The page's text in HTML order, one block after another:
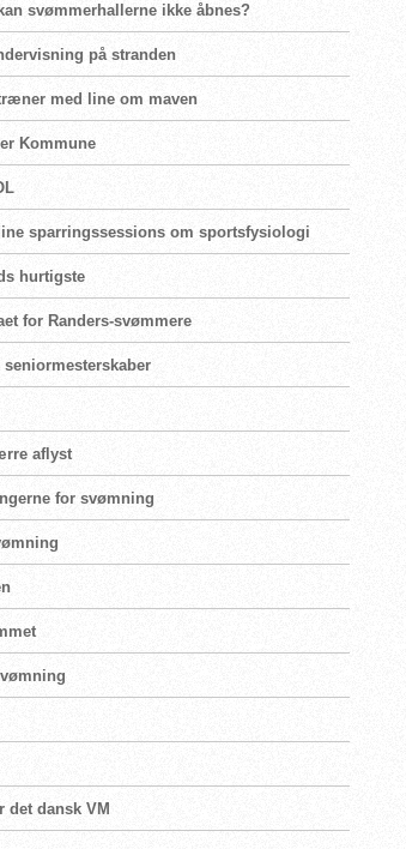
svømmerhallerne ikke åbnes?
på stranden
med line om maven
Kommune
sparringssessions om sportsfysiologi
hurtigste
for Randers-svømmere
seniormesterskaber
aflyst
for svømning
det dansk VM